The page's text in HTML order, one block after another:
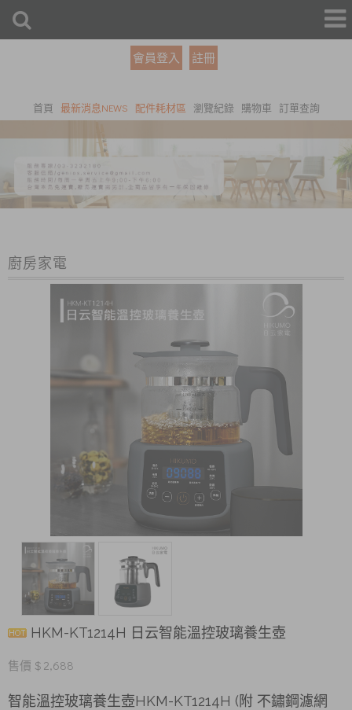
會員登入 註冊
首頁 最新消息NEWS 配件耗材區 瀏覽紀錄 購物車 訂單查詢
廚房家電
HKM-KT1214H 日云智能溫控玻璃養生壺
售價 $ 2,688
智能溫控玻璃養生壺HKM-KT1214H (附 不鏽鋼濾網